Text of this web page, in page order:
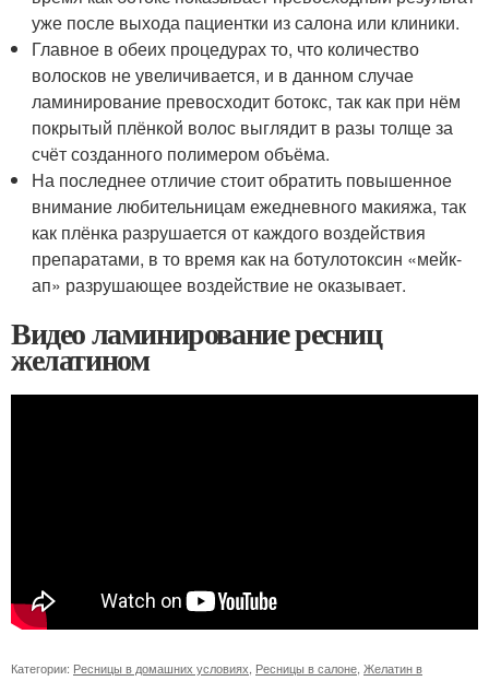
уже после выхода пациентки из салона или клиники.
Главное в обеих процедурах то, что количество
волосков не увеличивается, и в данном случае
ламинирование превосходит ботокс, так как при нём
покрытый плёнкой волос выглядит в разы толще за
счёт созданного полимером объёма.
На последнее отличие стоит обратить повышенное
внимание любительницам ежедневного макияжа, так
как плёнка разрушается от каждого воздействия
препаратами, в то время как на ботулотоксин «мейк-
ап» разрушающее воздействие не оказывает.
Видео ламинирование ресниц
желатином
Категории: Ресницы в домашних условиях Ресницы в салоне Желатин в